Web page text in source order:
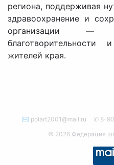
региона, поддерживая
здравоохранение и
организации —
жителей края.
✉ polart2001@mail.ru ✆ 8-
© 2026 Федерация